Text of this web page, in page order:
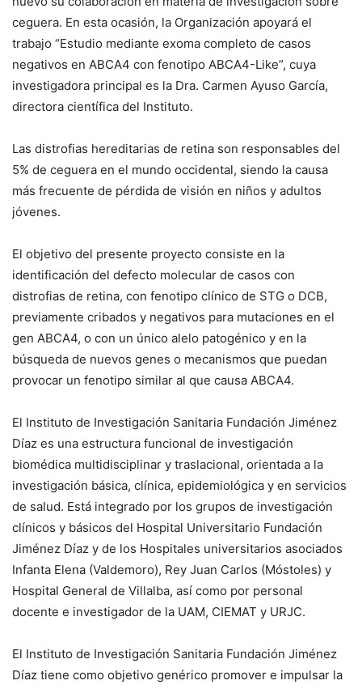
ceguera. En esta ocasión, la Organización apoyará el
trabajo “Estudio mediante exoma completo de casos
negativos en ABCA4 con fenotipo ABCA4-Like”, cuya
investigadora principal es la Dra. Carmen Ayuso García,
directora científica del Instituto.
Las distrofias hereditarias de retina son responsables del
5% de ceguera en el mundo occidental, siendo la causa
más frecuente de pérdida de visión en niños y adultos
jóvenes.
El objetivo del presente proyecto consiste en la
identificación del defecto molecular de casos con
distrofias de retina, con fenotipo clínico de STG o DCB,
previamente cribados y negativos para mutaciones en el
gen ABCA4, o con un único alelo patogénico y en la
búsqueda de nuevos genes o mecanismos que puedan
provocar un fenotipo similar al que causa ABCA4.
El Instituto de Investigación Sanitaria Fundación Jiménez
Díaz es una estructura funcional de investigación
biomédica multidisciplinar y traslacional, orientada a la
investigación básica, clínica, epidemiológica y en servicios
de salud. Está integrado por los grupos de investigación
clínicos y básicos del Hospital Universitario Fundación
Jiménez Díaz y de los Hospitales universitarios asociados
Infanta Elena (Valdemoro), Rey Juan Carlos (Móstoles) y
Hospital General de Villalba, así como por personal
docente e investigador de la UAM, CIEMAT y URJC.
El Instituto de Investigación Sanitaria Fundación Jiménez
Díaz tiene como objetivo genérico promover e impulsar la